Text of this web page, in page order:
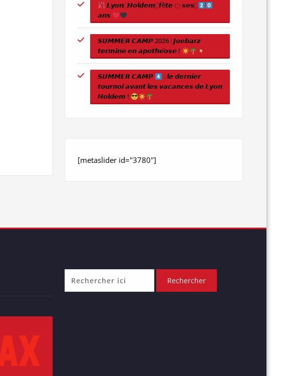
𝙇𝙮𝙤𝙣 ҉ 𝙃𝙤𝙡𝙙𝙚𝙢 ҉ 𝙛ê𝙩𝙚 ҉ 𝙨𝙚𝙨 ҉
𝙖𝙣𝙨
𝙎𝙐𝙈𝙈𝙀𝙍 𝘾𝘼𝙈𝙋 2026 : 𝙅𝙤𝙚𝙗𝙖𝙧𝙯
𝙩𝙚𝙧𝙢𝙞𝙣𝙚 𝙚𝙣 𝙖𝙥𝙤𝙩𝙝𝙚́𝙤𝙨𝙚 !
𝙎𝙐𝙈𝙈𝙀𝙍 𝘾𝘼𝙈𝙋
: 𝙡𝙚 𝙙𝙚𝙧𝙣𝙞𝙚𝙧
𝙩𝙤𝙪𝙧𝙣𝙤𝙞 𝙖𝙫𝙖𝙣𝙩 𝙡𝙚𝙨 𝙫𝙖𝙘𝙖𝙣𝙘𝙚𝙨 𝙙𝙚 𝙇𝙮𝙤𝙣
𝙃𝙤𝙡𝙙𝙚𝙢 !
[metaslider id="3780"]